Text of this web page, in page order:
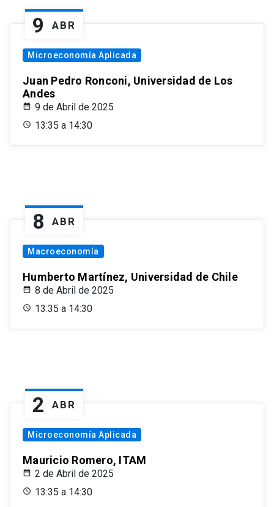
9 ABR
Microeconomía Aplicada
Juan Pedro Ronconi, Universidad de Los
Andes
9 de Abril de 2025
13:35 a 14:30
8 ABR
Macroeconomía
Humberto Martínez, Universidad de Chile
8 de Abril de 2025
13:35 a 14:30
2 ABR
Microeconomía Aplicada
Mauricio Romero, ITAM
2 de Abril de 2025
13:35 a 14:30